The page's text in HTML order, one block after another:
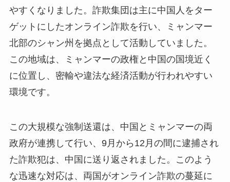
やすくなりました。詐欺集団は主に中国人をター
ゲットにしたオンライン詐欺を行い、ミャンマー
北部のシャン州を拠点として活動していました。
この地域は、ミャンマーの政権と中国の国境近く
に位置し、密輸や違法な経済活動が行われやすい
環境です。
この大規模な強制送還は、中国とミャンマーの両
政府が連携して行い、9月から12月の間に逮捕され
た詐欺犯は、中国に送り返されました。このよう
な迅速な対応は、両国がオンライン詐欺の蔓延に